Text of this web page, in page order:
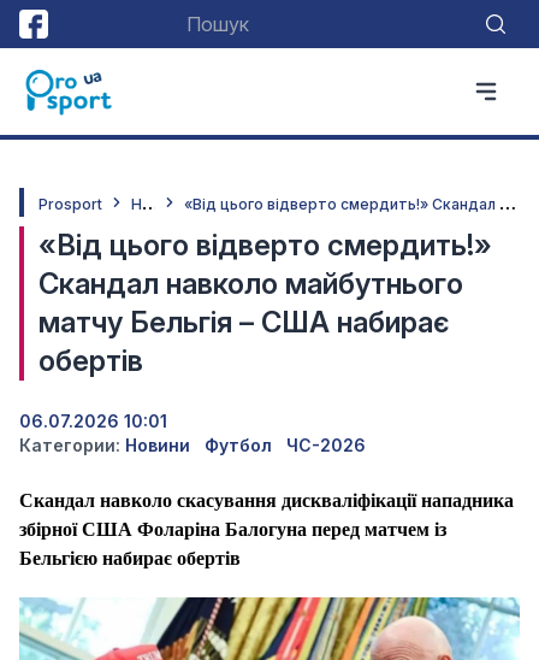
Prosport Н
овини «
Від цього відверто смердить!» Скандал навколо майбутнього матчу Бельгія – США набирає обертів
«Від цього відверто смердить!»
Скандал навколо майбутнього
матчу Бельгія – США набирає
обертів
06.07.2026 10:01
Категории: Новини Футбол ЧС-2026
Скандал навколо скасування дискваліфікації нападника
збірної США Фоларіна Балогуна перед матчем із
Бельгією набирає обертів